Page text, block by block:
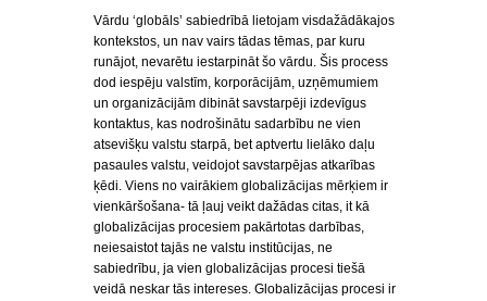
Vārdu ‘globāls’ sabiedrībā lietojam visdažādākajos
kontekstos, un nav vairs tādas tēmas, par kuru
runājot, nevarētu iestarpināt šo vārdu. Šis process
dod iespēju valstīm, korporācijām, uzņēmumiem
un organizācijām dibināt savstarpēji izdevīgus
kontaktus, kas nodrošinātu sadarbību ne vien
atsevišķu valstu starpā, bet aptvertu lielāko daļu
pasaules valstu, veidojot savstarpējas atkarības
ķēdi. Viens no vairākiem globalizācijas mērķiem ir
vienkāršošana- tā ļauj veikt dažādas citas, it kā
globalizācijas procesiem pakārtotas darbības,
neiesaistot tajās ne valstu institūcijas, ne
sabiedrību, ja vien globalizācijas procesi tiešā
veidā neskar tās intereses. Globalizācijas procesi ir